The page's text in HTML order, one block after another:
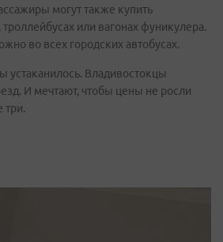
могут также купить
или вагонах фуникулера.
во всех городских автобусах.
Владивостокцы
И мечтают, чтобы цены не росли
три.